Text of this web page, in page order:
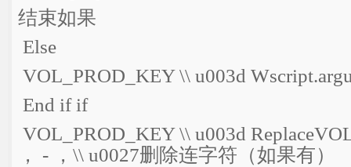
结束如果
Else
VOL_PROD_KEY \\ u003d
End if if
VOL_PROD_KEY \\ u003d
， - ，\\ u0027删除连字符（如果有）